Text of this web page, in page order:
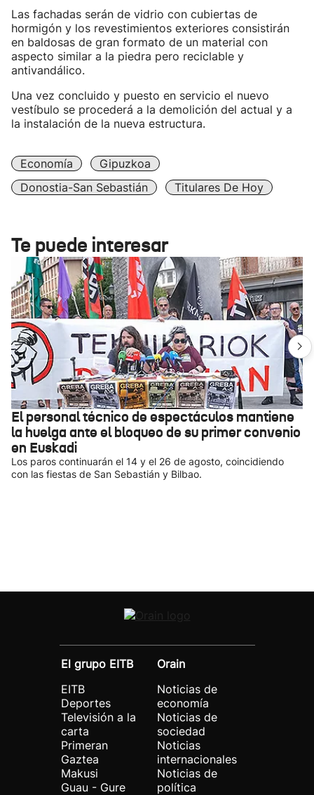
Las fachadas serán de vidrio con cubiertas de
hormigón y los revestimientos exteriores consistirán
en baldosas de gran formato de un material con
aspecto similar a la piedra pero reciclable y
antivandálico.
Una vez concluido y puesto en servicio el nuevo
vestíbulo se procederá a la demolición del actual y a
la instalación de la nueva estructura.
Economía
Gipuzkoa
Donostia-San Sebastián
Titulares De Hoy
Te puede interesar
El personal técnico de espectáculos mantiene
la huelga ante el bloqueo de su primer convenio
en Euskadi
Los paros continuarán el 14 y el 26 de agosto, coincidiendo
con las fiestas de San Sebastián y Bilbao.
El grupo EITB
EITB
Deportes
Televisión a la
carta
Primeran
Gaztea
Makusi
Guau - Gure
Orain
Noticias de
economía
Noticias de
sociedad
Noticias
internacionales
Noticias de
política